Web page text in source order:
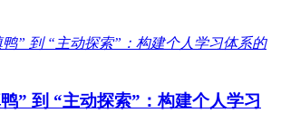
” 到 “主动探索”：构建个人学习